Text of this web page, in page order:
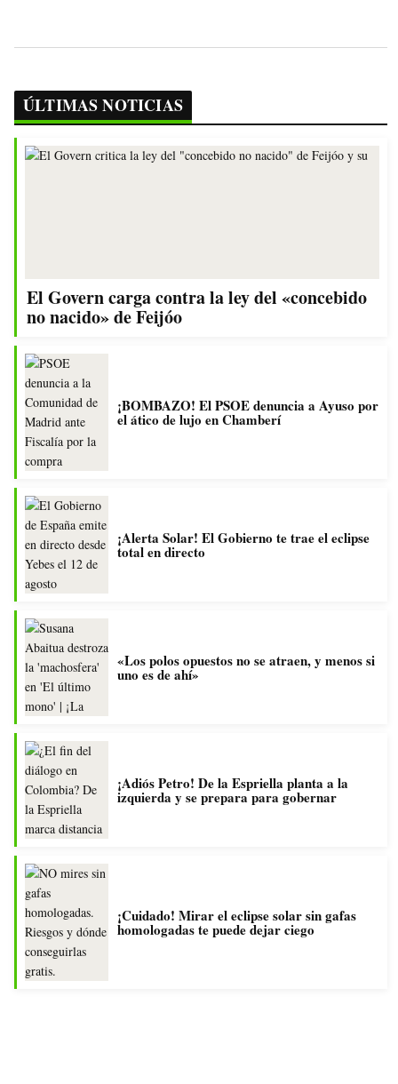
ÚLTIMAS NOTICIAS
El Govern carga contra la ley del «concebido
no nacido» de Feijóo
¡BOMBAZO! El PSOE denuncia a Ayuso por
el ático de lujo en Chamberí
¡Alerta Solar! El Gobierno te trae el eclipse
total en directo
«Los polos opuestos no se atraen, y menos si
uno es de ahí»
¡Adiós Petro! De la Espriella planta a la
izquierda y se prepara para gobernar
¡Cuidado! Mirar el eclipse solar sin gafas
homologadas te puede dejar ciego